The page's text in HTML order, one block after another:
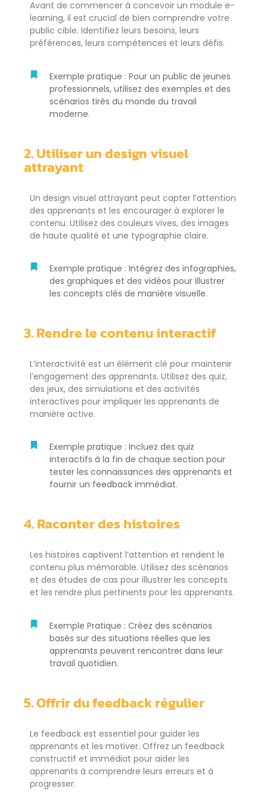
Avant de commencer à concevoir un module e-
learning, il est crucial de bien comprendre votre
public cible. Identifiez leurs besoins, leurs
préférences, leurs compétences et leurs défis.
Exemple pratique : Pour un public de jeunes
professionnels, utilisez des exemples et des
scénarios tirés du monde du travail
moderne.
2. Utiliser un design visuel
attrayant
Un design visuel attrayant peut capter l’attention
des apprenants et les encourager à explorer le
contenu. Utilisez des couleurs vives, des images
de haute qualité et une typographie claire.
Exemple pratique : Intégrez des infographies,
des graphiques et des vidéos pour illustrer
les concepts clés de manière visuelle.
3. Rendre le contenu interactif
L’interactivité est un élément clé pour maintenir
l’engagement des apprenants. Utilisez des quiz,
des jeux, des simulations et des activités
interactives pour impliquer les apprenants de
manière active.
Exemple pratique : Incluez des quiz
interactifs à la fin de chaque section pour
tester les connaissances des apprenants et
fournir un feedback immédiat.
4. Raconter des histoires
Les histoires captivent l’attention et rendent le
contenu plus mémorable. Utilisez des scénarios
et des études de cas pour illustrer les concepts
et les rendre plus pertinents pour les apprenants.
Exemple Pratique : Créez des scénarios
basés sur des situations réelles que les
apprenants peuvent rencontrer dans leur
travail quotidien.
5. Offrir du feedback régulier
Le feedback est essentiel pour guider les
apprenants et les motiver. Offrez un feedback
constructif et immédiat pour aider les
apprenants à comprendre leurs erreurs et à
progresser.